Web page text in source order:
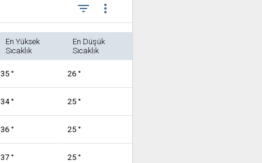
filter_list more_vert
En Yüksek
Sıcaklık
En Düşük
Sıcaklık
35 ° 26 °
34 ° 25 °
36 ° 25 °
37 ° 25 °